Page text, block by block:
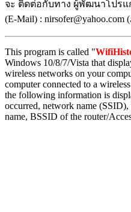
จะ ติดต่อกับทาง ผู้พัฒนาโปร
(E-Mail) :
This program is called "
Windows 10/8/7/Vista that
wireless networks on your
computer connected to a
the following information is
occurred, network name
name, BSSID of the router/